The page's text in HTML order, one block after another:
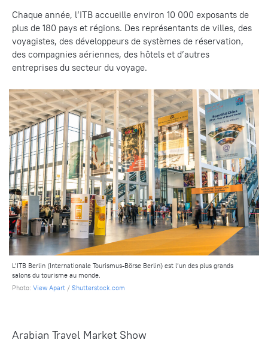
Chaque année, l’ITB accueille environ 10 000 exposants de
plus de 180 pays et régions. Des représentants de villes, des
voyagistes, des développeurs de systèmes de réservation,
des compagnies aériennes, des hôtels et d’autres
entreprises du secteur du voyage.
L’ITB Berlin (Internationale Tourismus-Börse Berlin) est l’un des plus grands
salons du tourisme au monde.
Photo: View Apart / Shutterstock.com
Arabian Travel Market Show